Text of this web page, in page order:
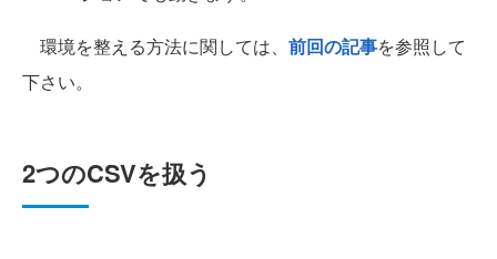
環境を整える方法に関しては、 前回の記事を参照して
下さい。
2つのCSVを扱う